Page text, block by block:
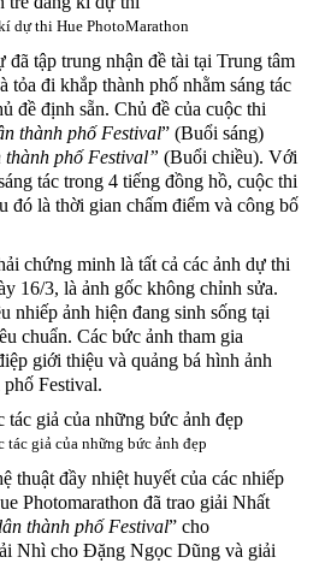
dự thi Hue PhotoMarathon
đã tập trung nhận đề tài tại Trung tâm
đi khắp thành phố nhằm sáng tác
đề định sẵn. Chủ đề của cuộc thi
thành phố Festival” (Buổi sáng)
phố Festival” (Buổi chiều). Với
tác trong 4 tiếng đồng hồ, cuộc thi
đó là thời gian chấm điểm và công bố
chứng minh là tất cả các ảnh dự thi
16/3, là ảnh gốc không chỉnh sửa.
nhiếp ảnh hiện đang sinh sống tại
chuẩn. Các bức ảnh tham gia
giới thiệu và quảng bá hình ảnh
Festival.
tác giả của những bức ảnh đẹp
thuật đầy nhiệt huyết của các nhiếp
Photomarathon đã trao giải Nhất
thành phố Festival” cho
Nhì cho Đặng Ngọc Dũng và giải